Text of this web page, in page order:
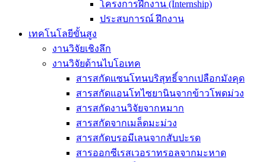
โครงการฝึกงาน (Internship)
ประสบการณ์ ฝึกงาน
เทคโนโลยีขั้นสูง
งานวิจัยเชิงลึก
งานวิจัยด้านไบโอเทค
สารสกัดแซนโทนบริสุทธิ์จากเปลือกมังคุด
สารสกัดแอนโทไซยานินจากข้าวโพดม่วง
สารสกัดงานวิจัยจากหมาก
สารสกัดจากเมล็ดมะม่วง
สารสกัดบรอมีเลนจากสับปะรด
สารออกซีเรสเวอราทรอลจากมะหาด